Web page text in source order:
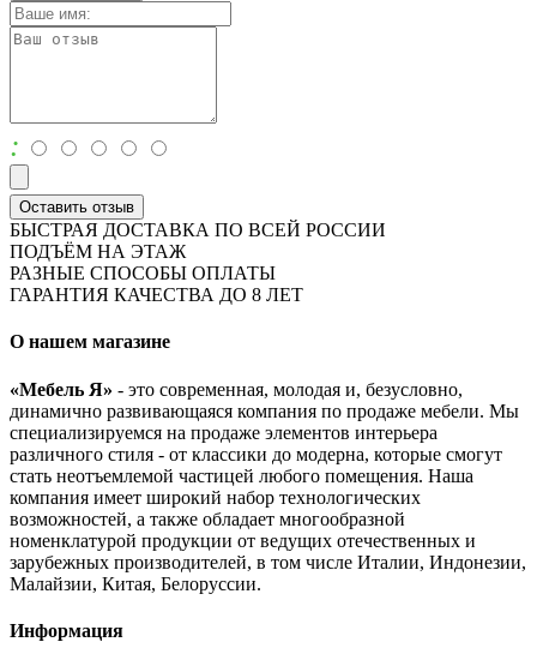
:
Оставить отзыв
БЫСТРАЯ ДОСТАВКА ПО ВСЕЙ РОССИИ
ПОДЪЁМ НА ЭТАЖ
РАЗНЫЕ СПОСОБЫ ОПЛАТЫ
ГАРАНТИЯ КАЧЕСТВА ДО 8 ЛЕТ
О нашем магазине
«Мебель Я» - это современная, молодая и, безусловно,
динамично развивающаяся компания по продаже мебели. Мы
специализируемся на продаже элементов интерьера
различного стиля - от классики до модерна, которые смогут
стать неотъемлемой частицей любого помещения. Наша
компания имеет широкий набор технологических
возможностей, а также обладает многообразной
номенклатурой продукции от ведущих отечественных и
зарубежных производителей, в том числе Италии, Индонезии,
Малайзии, Китая, Белоруссии.
Информация